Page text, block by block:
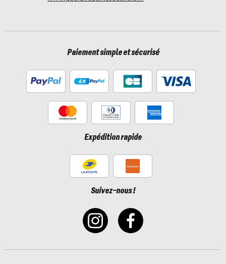
Paiement simple et sécurisé
Expédition rapide
Suivez-nous !